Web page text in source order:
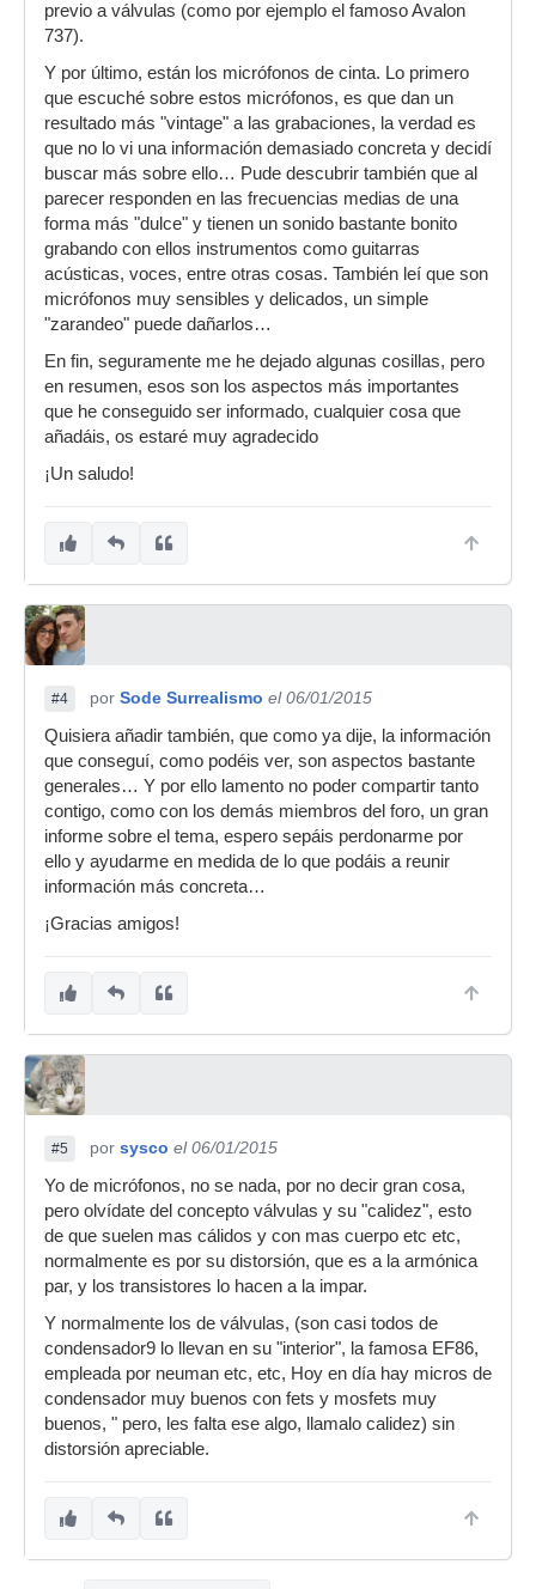
previo a válvulas (como por ejemplo el famoso Avalon
737).
Y por último, están los micrófonos de cinta. Lo primero
que escuché sobre estos micrófonos, es que dan un
resultado más "vintage" a las grabaciones, la verdad es
que no lo vi una información demasiado concreta y decidí
buscar más sobre ello… Pude descubrir también que al
parecer responden en las frecuencias medias de una
forma más "dulce" y tienen un sonido bastante bonito
grabando con ellos instrumentos como guitarras
acústicas, voces, entre otras cosas. También leí que son
micrófonos muy sensibles y delicados, un simple
"zarandeo" puede dañarlos…
En fin, seguramente me he dejado algunas cosillas, pero
en resumen, esos son los aspectos más importantes
que he conseguido ser informado, cualquier cosa que
añadáis, os estaré muy agradecido
¡Un saludo!
#4 por Sode Surrealismo el 06/01/2015
Quisiera añadir también, que como ya dije, la información
que conseguí, como podéis ver, son aspectos bastante
generales… Y por ello lamento no poder compartir tanto
contigo, como con los demás miembros del foro, un gran
informe sobre el tema, espero sepáis perdonarme por
ello y ayudarme en medida de lo que podáis a reunir
información más concreta…
¡Gracias amigos!
#5 por sysco el 06/01/2015
Yo de micrófonos, no se nada, por no decir gran cosa,
pero olvídate del concepto válvulas y su "calidez", esto
de que suelen mas cálidos y con mas cuerpo etc etc,
normalmente es por su distorsión, que es a la armónica
par, y los transistores lo hacen a la impar.
Y normalmente los de válvulas, (son casi todos de
condensador9 lo llevan en su "interior", la famosa EF86,
empleada por neuman etc, etc, Hoy en día hay micros de
condensador muy buenos con fets y mosfets muy
buenos, " pero, les falta ese algo, llamalo calidez) sin
distorsión apreciable.